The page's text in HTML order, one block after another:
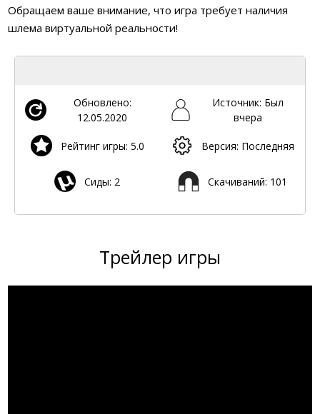
Обращаем ваше внимание, что игра требует наличия
шлема виртуальной реальности!
Обновлено:
12.05.2020
Источник: Был
вчера
Рейтинг игры: 5.0 Версия: Последняя
Сиды: 2 Скачиваний: 101
Трейлер игры